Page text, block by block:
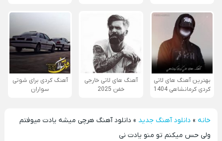
بهترین آهنگ های لاتی
کردی کرمانشاهی 1404
آهنگ های لاتی خارجی
خفن 2025
آهنگ کردی برای شوتی
سواران
خانه» دانلود آهنگ جدید » دانلود آهنگ هرچی میشه یادت میوفتم
ولی حس میکنم تو منو یادت نی